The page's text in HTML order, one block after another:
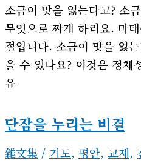
소금이 맛을 잃는다고? 소
무엇으로 짜게 하리요. 마
절입니다. 소금이 맛을 잃
을 수 있나요? 이것은 정체
유
단잠을 누리는 비결
雜文集 / 기도, 평안, 교제,